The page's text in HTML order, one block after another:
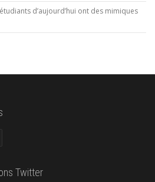
d’aujourd’hui ont des mimiques
Twitter